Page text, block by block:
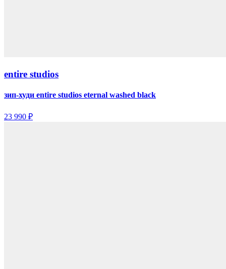
entire studios
зип-худи entire studios eternal washed black
23 990 ₽